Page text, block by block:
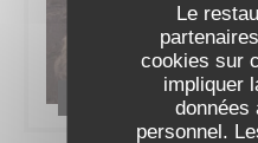
Le
cookies sur
impliquer
données
personnel.